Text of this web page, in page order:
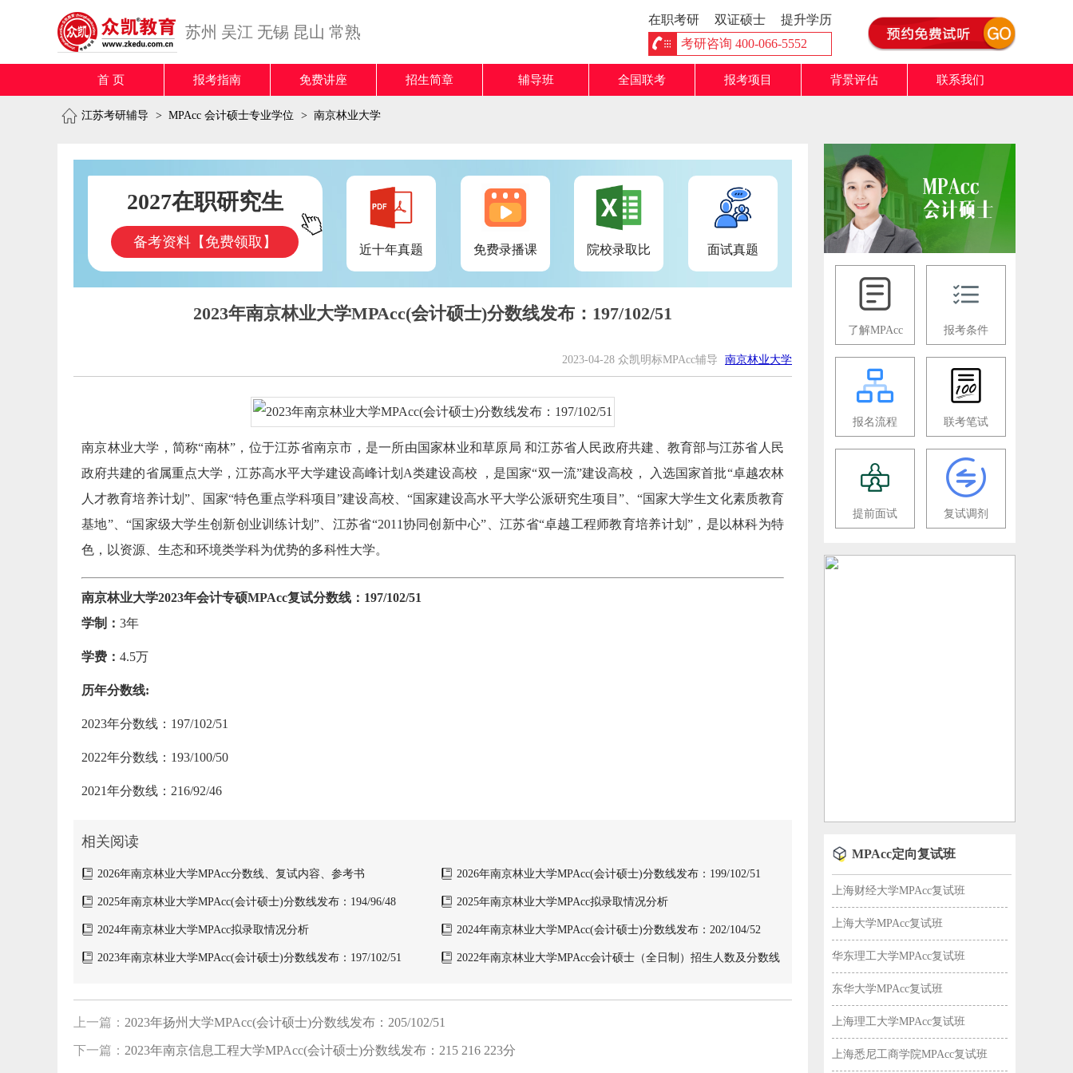
苏州 吴江 无锡 昆山 常熟
在职考研 双证硕士
提升学历
考研咨询 400-066-5552
首 页 报考指南 免费讲座 招生简章 辅导班 全国联考 报考项目 背景评估 联系我们
江苏考研辅导 > MPAcc 会计硕士专业学位 > 南京林业大学
2027在职研究生
备考资料【免费领取】 近十年真题 免费录播课 院校录取比 面试真题
2023年南京林业大学MPAcc(会计硕士)分数线发布：197/102/51
2023-04-28 众凯明标MPAcc辅导 南京林业大学
南京林业大学，简称“南林”，位于江苏省南京市，是一所由国家林业和草原局 和江苏省人民政府共建、教育部与江苏省人民
政府共建的省属重点大学，江苏高水平大学建设高峰计划A类建设高校 ，是国家“双一流”建设高校， 入选国家首批“卓越农林
人才教育培养计划”、国家“特色重点学科项目”建设高校、“国家建设高水平大学公派研究生项目”、“国家大学生文化素质教育
基地”、“国家级大学生创新创业训练计划”、江苏省“2011协同创新中心”、江苏省“卓越工程师教育培养计划”，是以林科为特
色，以资源、生态和环境类学科为优势的多科性大学。
南京林业大学2023年会计专硕MPAcc复试分数线：197/102/51
学制： 3年
学费： 4.5万
历年分数线:
2023年分数线：197/102/51
2022年分数线：193/100/50
2021年分数线：216/92/46
相关阅读
2026年南京林业大学MPAcc分数线、复试内容、参考书 2026年南京林业大学MPAcc(会计硕士)分数线发布：199/102/51
2025年南京林业大学MPAcc(会计硕士)分数线发布：194/96/48 2025年南京林业大学MPAcc拟录取情况分析
2024年南京林业大学MPAcc拟录取情况分析 2024年南京林业大学MPAcc(会计硕士)分数线发布：202/104/52
2023年南京林业大学MPAcc(会计硕士)分数线发布：197/102/51 2022年南京林业大学MPAcc会计硕士（全日制）招生人数及分数线
上一篇： 2023年扬州大学MPAcc(会计硕士)分数线发布：205/102/51
下一篇： 2023年南京信息工程大学MPAcc(会计硕士)分数线发布：215 216 223分
了解MPAcc 报考条件
报名流程 联考笔试
提前面试 复试调剂
MPAcc定向复试班
上海财经大学MPAcc复试班
上海大学MPAcc复试班
华东理工大学MPAcc复试班
东华大学MPAcc复试班
上海理工大学MPAcc复试班
上海悉尼工商学院MPAcc复试班